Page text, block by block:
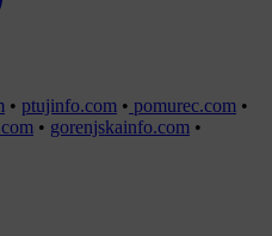
• ptujinfo.com • pomurec.com •
• gorenjskainfo.com •